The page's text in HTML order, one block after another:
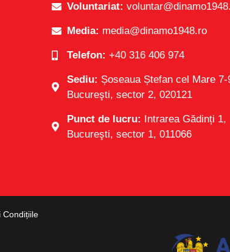
Voluntariat:
Media: media@dinamo1948.ro
Telefon: +40 316 406 974
Sediu: Șoseaua Ștefan cel Mare 7-
Bucureşti, sector 2, 020121
Punct de lucru:
Intrarea Gădinți 1,
Bucureşti, sector 1, 011066
Condițiile